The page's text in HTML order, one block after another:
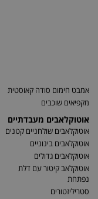
אמבט חימום סודה קאוסטית
מקפיאים שוכבים
אוטוקלאבים מעבדתיים
אוטוקלאבים שולחניים קטנים
אוטוקלאבים בינוניים
אוטוקלאבים גדולים
אוטוקלאב קיטור עם דלת
נפתחת
סטריליזטורים